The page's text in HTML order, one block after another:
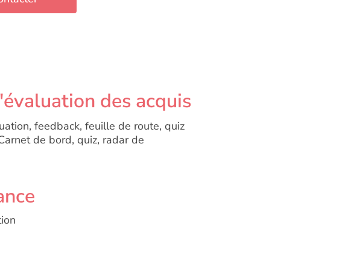
des acquis
feedback, feuille de route, quiz
de bord, quiz, radar de